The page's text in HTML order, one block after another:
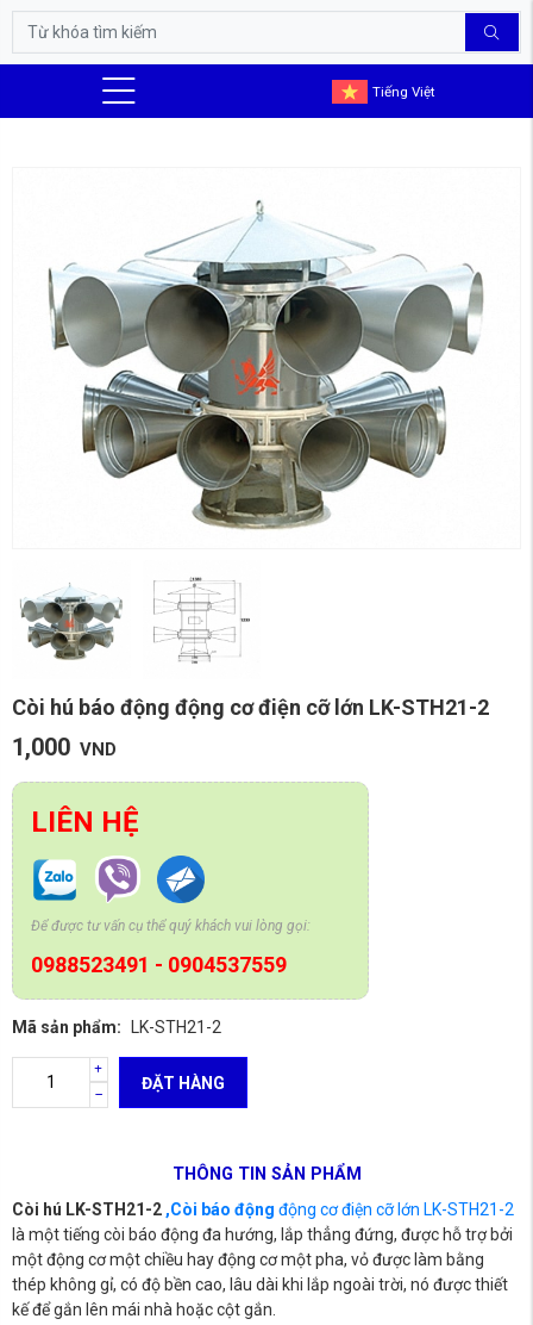
Tiếng Việt
Còi hú báo động động cơ điện cỡ lớn LK-STH21-2
1,000 VND
LIÊN HỆ
Để được tư vấn cụ thể quý khách vui lòng gọi:
0988523491 - 0904537559
Mã sản phẩm: LK-STH21-2
ĐẶT HÀNG
THÔNG TIN SẢN PHẨM
Còi hú LK-STH21-2 ,Còi báo động động cơ điện cỡ lớn LK-STH21-2
là một tiếng còi báo động đa hướng, lắp thẳng đứng, được hỗ trợ bởi
một động cơ một chiều hay động cơ một pha, vỏ được làm bằng
thép không gỉ, có độ bền cao, lâu dài khi lắp ngoài trời, nó được thiết
kế để gắn lên mái nhà hoặc cột gắn.